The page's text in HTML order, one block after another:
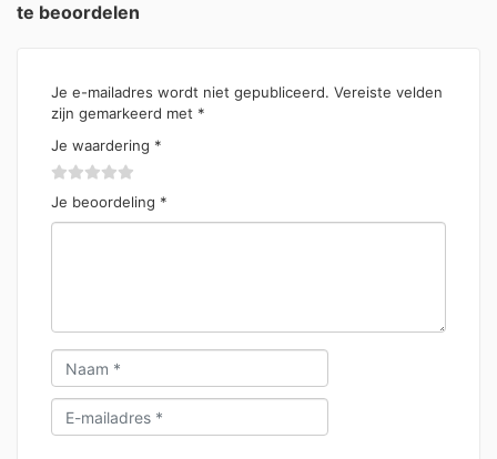
te beoordelen
Je e-mailadres wordt niet gepubliceerd. Vereiste velden
zijn gemarkeerd met *
Je waardering *
Je beoordeling *